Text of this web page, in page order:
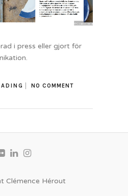
i press eller gjort för
NO COMMENT
Clémence Hérout